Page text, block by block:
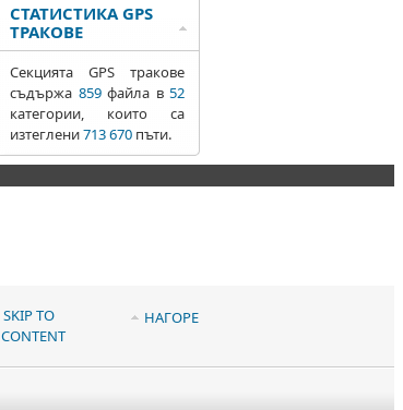
СТАТИСТИКА GPS
ТРАКОВЕ
Секцията GPS тракове
съдържа 859файла в 52
категории, които са
изтеглени713 670 пъти.
НАГОРЕ
SKIP TO
CONTENT